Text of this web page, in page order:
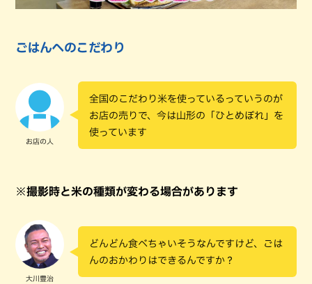
ごはんへのこだわり
お店の人
全国のこだわり米を使っているっていうのが
お店の売りで、今は山形の「ひとめぼれ」を
使っています
※撮影時と米の種類が変わる場合があります
大川豊治
どんどん食べちゃいそうなんですけど、ごは
んのおかわりはできるんですか？